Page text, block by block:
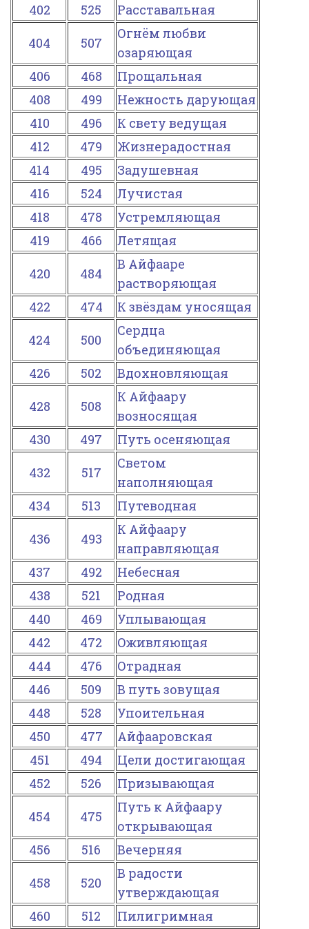
402
525
Расставальная
404
507
Огнём любви
озаряющая
406
468
Прощальная
408
499
Нежность дарующая
410
496
К свету ведущая
412
479
Жизнерадостная
414
495
Задушевная
416
524
Лучистая
418
478
Устремляющая
419
466
Летящая
420
484
В Айфааре
растворяющая
422
474
К звёздам уносящая
424
500
Сердца
объединяющая
426
502
Вдохновляющая
428
508
К Айфаару
возносящая
430
497
Путь осеняющая
432
517
Светом
наполняющая
434
513
Путеводная
436
493
К Айфаару
направляющая
437
492
Небесная
438
521
Родная
440
469
Уплывающая
442
472
Оживляющая
444
476
Отрадная
446
509
В путь зовущая
448
528
Упоительная
450
477
Айфааровская
451
494
Цели достигающая
452
526
Призывающая
454
475
Путь к Айфаару
открывающая
456
516
Вечерняя
458
520
В радости
утверждающая
460
512 Пилигримная